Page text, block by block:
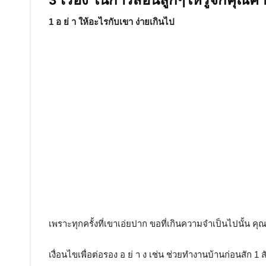
1 อ ย่ า ให้อะไรกับเขา ง่ายเกินไป
เพราะทุกครั้งที่เขาเอ่ยปาก ขอที่เกินความจำเป็นไปนั้น คุ
เงื่อนไขเพื่อต่อรอง อ ย่ า ง เช่น ช่วยทำงานบ้านก่อนสัก 1